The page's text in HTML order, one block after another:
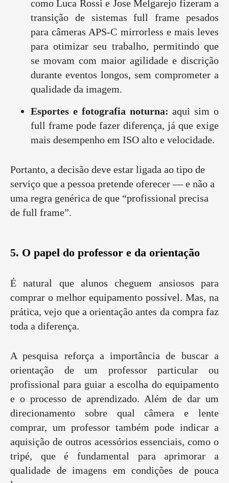
como Luca Rossi e Jose Melgarejo fizeram a
transição de sistemas full frame pesados
para câmeras APS-C mirrorless e mais leves
para otimizar seu trabalho, permitindo que
se movam com maior agilidade e discrição
durante eventos longos, sem comprometer a
qualidade da imagem.
Esportes e fotografia noturna: aqui sim o
full frame pode fazer diferença, já que exige
mais desempenho em ISO alto e velocidade.
Portanto, a decisão deve estar ligada ao tipo de
serviço que a pessoa pretende oferecer — e não a
uma regra genérica de que “profissional precisa
de full frame”.
5. O papel do professor e da orientação
É natural que alunos cheguem ansiosos para
comprar o melhor equipamento possível. Mas, na
prática, vejo que a orientação antes da compra faz
toda a diferença.
A pesquisa reforça a importância de buscar a
orientação de um professor particular ou
profissional para guiar a escolha do equipamento
e o processo de aprendizado. Além de dar um
direcionamento sobre qual câmera e lente
comprar, um professor também pode indicar a
aquisição de outros acessórios essenciais, como o
tripé, que é fundamental para aprimorar a
qualidade de imagens em condições de pouca